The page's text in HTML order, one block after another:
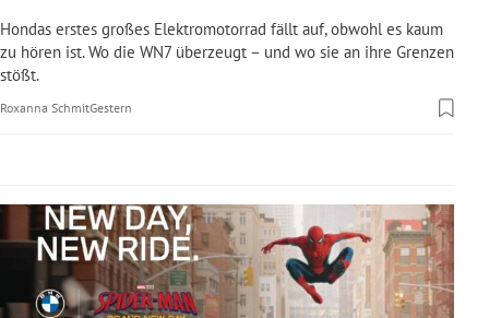
Untermenü
Untermenü
Untermenü
Untermenü
Hondas erstes großes Elektromotorrad fällt auf, obwohl es kaum
zu hören ist. Wo die WN7 überzeugt – und wo sie an ihre Grenzen
stößt.
Roxanna SchmitGestern